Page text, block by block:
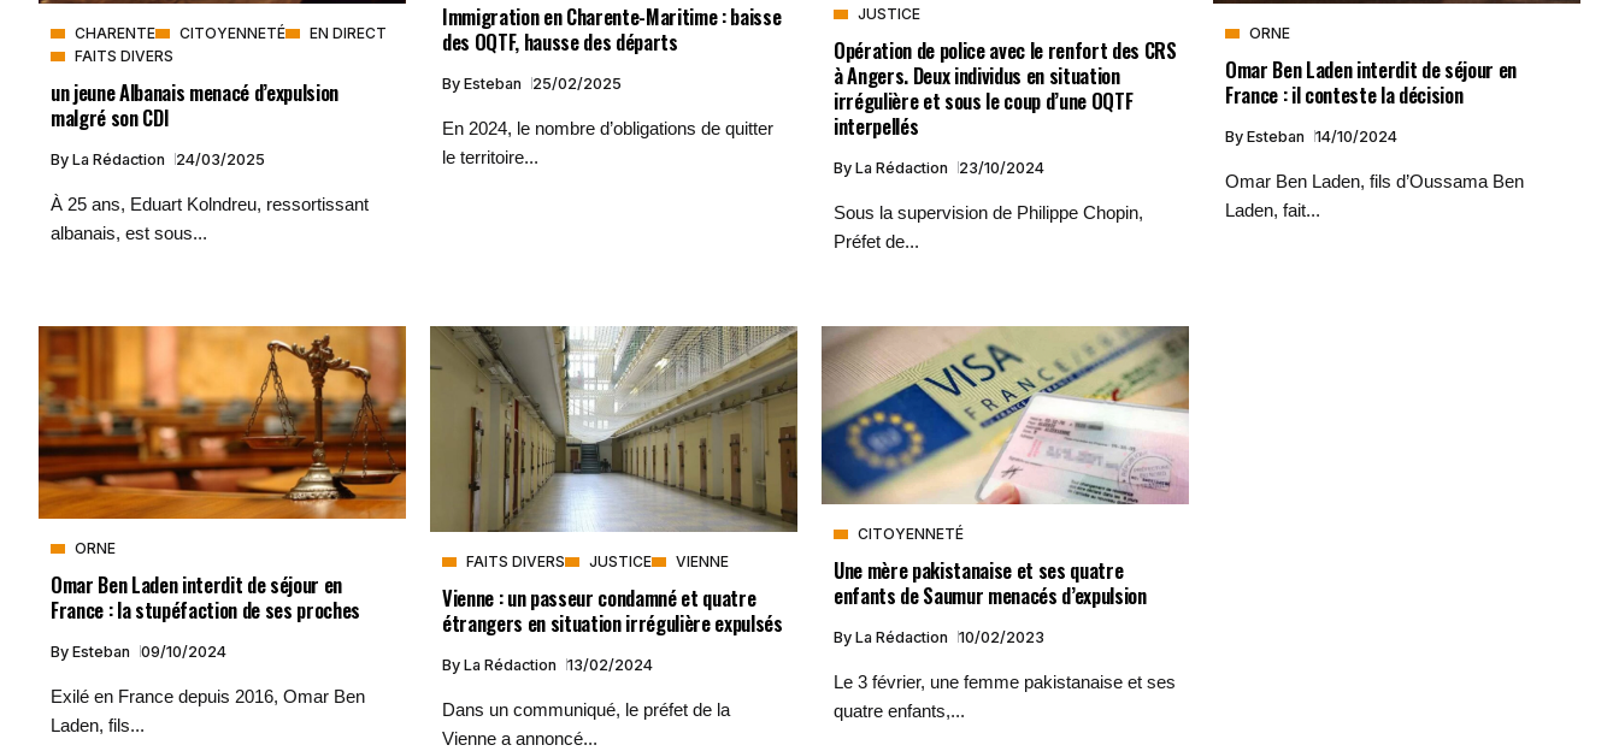
CHARENTE CITOYENNETÉ
EN DIRECT
FAITS DIVERS
un jeune Albanais menacé d’expulsion
malgré son CDI
By La Rédaction 24/03/2025
À 25 ans, Eduart Kolndreu, ressortissant
albanais, est sous...
Immigration en Charente-Maritime : baisse
des OQTF, hausse des départs
By Esteban 25/02/2025
En 2024, le nombre d’obligations de quitter
le territoire...
JUSTICE
Opération de police avec le renfort des CRS
à Angers. Deux individus en situation
irrégulière et sous le coup d’une OQTF
interpellés
By La Rédaction 23/10/2024
Sous la supervision de Philippe Chopin,
Préfet de...
ORNE
Omar Ben Laden interdit de séjour en
France : il conteste la décision
By Esteban 14/10/2024
Omar Ben Laden, fils d’Oussama Ben
Laden, fait...
ORNE
Omar Ben Laden interdit de séjour en
France : la stupéfaction de ses proches
By Esteban 09/10/2024
Exilé en France depuis 2016, Omar Ben
Laden, fils...
FAITS DIVERS JUSTICE VIENNE
Vienne : un passeur condamné et quatre
étrangers en situation irrégulière expulsés
By La Rédaction 13/02/2024
Dans un communiqué, le préfet de la
Vienne a annoncé...
CITOYENNETÉ
Une mère pakistanaise et ses quatre
enfants de Saumur menacés d’expulsion
By La Rédaction 10/02/2023
Le 3 février, une femme pakistanaise et ses
quatre enfants,...